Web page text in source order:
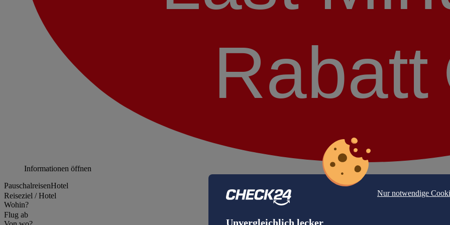
Nur notwendige
Unvergleichlich lecker
Rabatt
Informationen öffnen
PauschalreisenHotel
Reiseziel / Hotel
Wohin?
Flug ab